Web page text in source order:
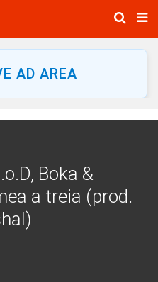
AD AREA
Boka &
a treia (prod.